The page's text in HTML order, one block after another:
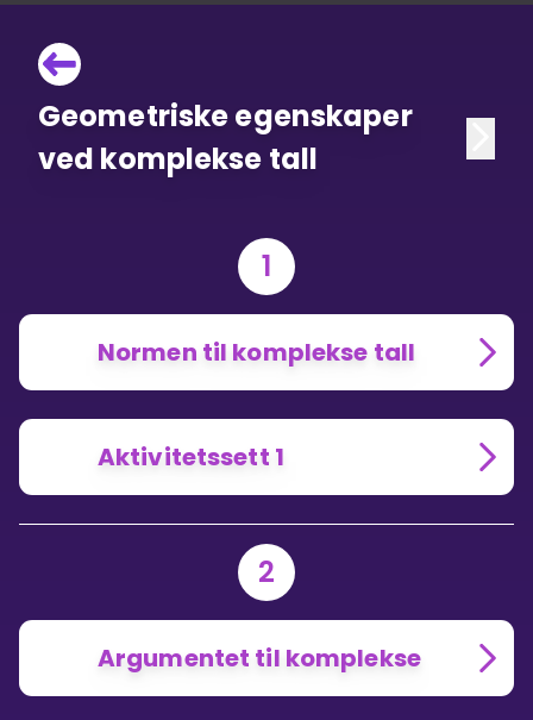
Geometriske egenskaper
ved komplekse tall
1
Normen til komplekse tall
Aktivitetssett 1
2
Argumentet til komplekse